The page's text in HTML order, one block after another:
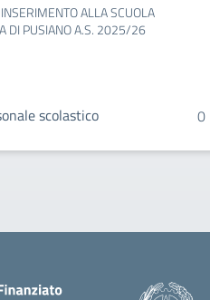
ALLA SCUOLA
DI PUSIANO A.S. 2025/26
scolastico 0